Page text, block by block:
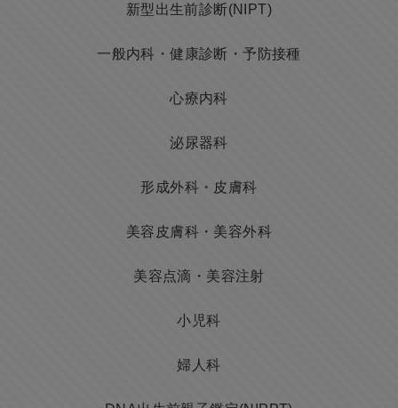
新型出生前診断(NIPT)
一般内科・健康診断・予防接種
心療内科
泌尿器科
形成外科・皮膚科
美容皮膚科・美容外科
美容点滴・美容注射
小児科
婦人科